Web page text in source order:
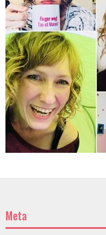
Meta